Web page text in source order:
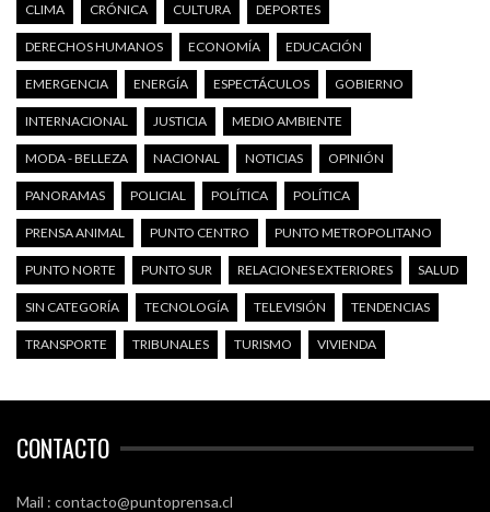
CLIMA CRÓNICA CULTURA DEPORTES
DERECHOS HUMANOS ECONOMÍA EDUCACIÓN
EMERGENCIA ENERGÍA ESPECTÁCULOS GOBIERNO
INTERNACIONAL JUSTICIA MEDIO AMBIENTE
MODA - BELLEZA NACIONAL NOTICIAS OPINIÓN
PANORAMAS POLICIAL POLÍTICA POLÍTICA
PRENSA ANIMAL PUNTO CENTRO PUNTO METROPOLITANO
PUNTO NORTE PUNTO SUR RELACIONES EXTERIORES SALUD
SIN CATEGORÍA TECNOLOGÍA TELEVISIÓN TENDENCIAS
TRANSPORTE TRIBUNALES TURISMO VIVIENDA
CONTACTO
Mail : contacto@puntoprensa.cl